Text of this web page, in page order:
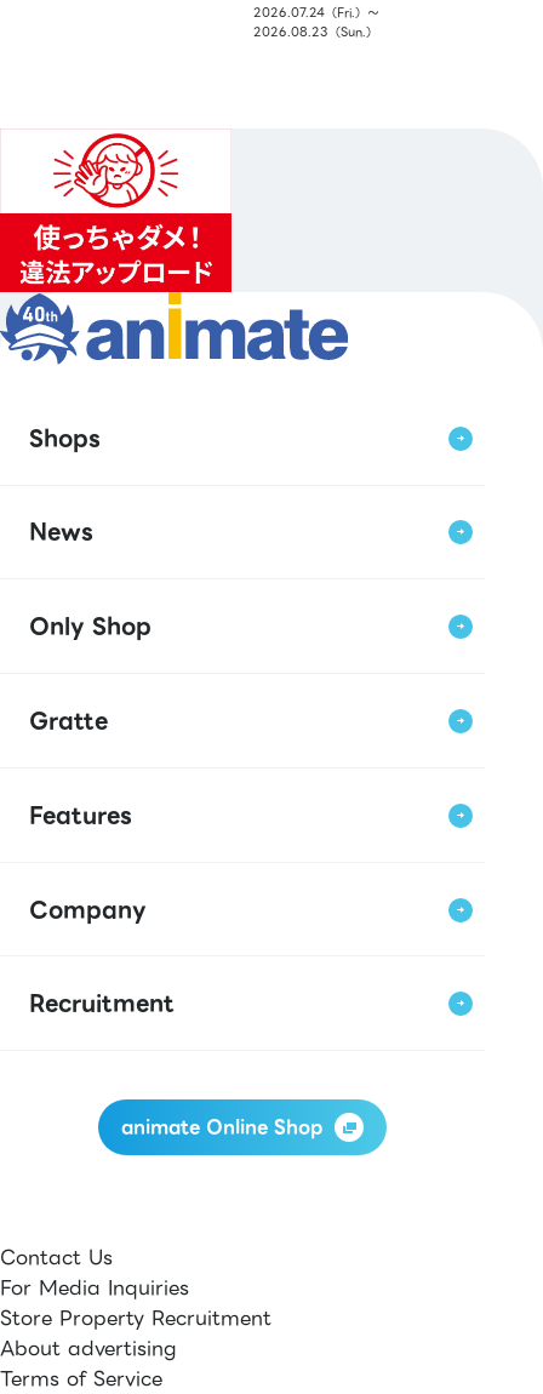
2026.07.24（Fri.）〜
2026.08.23（Sun.）
Shops
News
Only Shop
Gratte
Features
Company
Recruitment
animate Online Shop
Contact Us
For Media Inquiries
Store Property Recruitment
About advertising
Terms of Service